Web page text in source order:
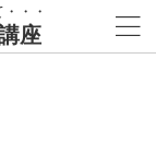
・・
座